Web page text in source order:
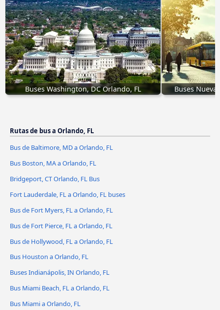
Buses Washington, DC Orlando, FL Buses Nueva
Rutas de bus a Orlando, FL
Bus de Baltimore, MD a Orlando, FL
Bus Boston, MA a Orlando, FL
Bridgeport, CT Orlando, FL Bus
Fort Lauderdale, FL a Orlando, FL buses
Bus de Fort Myers, FL a Orlando, FL
Bus de Fort Pierce, FL a Orlando, FL
Bus de Hollywood, FL a Orlando, FL
Bus Houston a Orlando, FL
Buses Indianápolis, IN Orlando, FL
Bus Miami Beach, FL a Orlando, FL
Bus Miami a Orlando, FL